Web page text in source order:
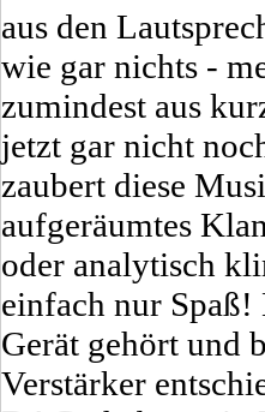
aus den
wie gar nichts -
zumindest aus
jetzt gar nicht
zaubert diese
aufgeräumtes
oder analytisch
einfach nur
Gerät gehört und
Verstärker